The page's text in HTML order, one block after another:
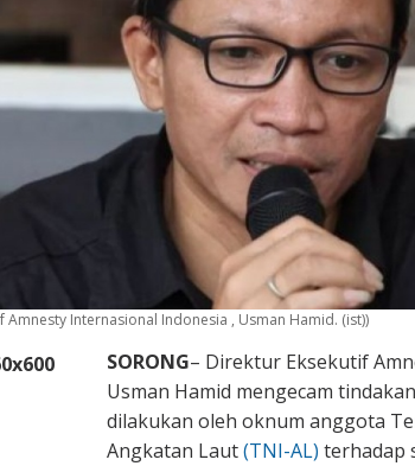
Amnesty Internasional Indonesia , Usman Hamid. (ist))
SORONG– Direktur Eksekutif
Usman Hamid mengecam
dilakukan oleh oknum anggota
Angkatan Laut(TNI-AL) terhadap